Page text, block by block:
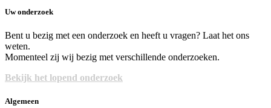
Uw onderzoek
Bent u bezig met een onderzoek en heeft u vragen? Laat het ons
weten.
Momenteel zij wij bezig met verschillende onderzoeken.
Bekijk het lopend onderzoek
Algemeen